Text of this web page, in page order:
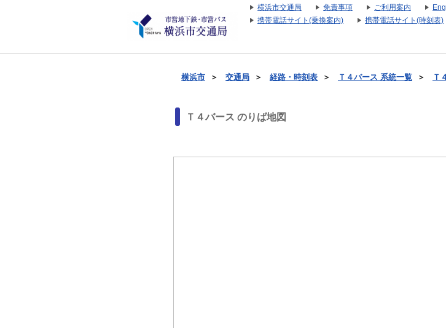
横浜市交通局 免責事項 ご利用案内
携帯電話サイト(乗換案内)
携帯電話サイト(時刻表)
横浜市 ＞ 交通局 ＞ 経路・時刻表 ＞ Ｔ４バース 系統一覧 ＞ Ｔ
Ｔ４バース のりば地図